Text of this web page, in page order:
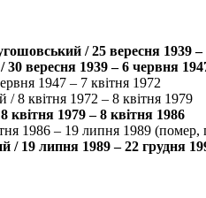
/ 25 вересня 1939 –
вересня 1939 – 6 червня
1947 – 7 квітня 1972
/ 8 квітня 1972 – 8 квітня 1979
квітня 1979 – 8 квітня 1986
1986 – 19 липня 1989 (помер,
19 липня 1989 – 22 грудня